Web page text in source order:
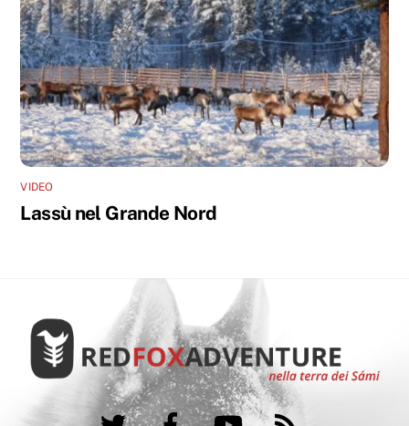
VIDEO
Lassù nel Grande Nord
Twitter FacebookYouTube